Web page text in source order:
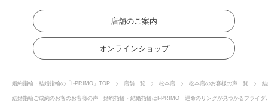
店舗のご案内
オンラインショップ
婚約指輪・結婚指輪の「I-PRIMO」TOP 店舗一覧 松本店 松本店のお客様の声一覧
結婚指輪ご成約のお客のお客様の声｜婚約指輪・結婚指輪はI-PRIMO 運命のリングが見つかるブライ